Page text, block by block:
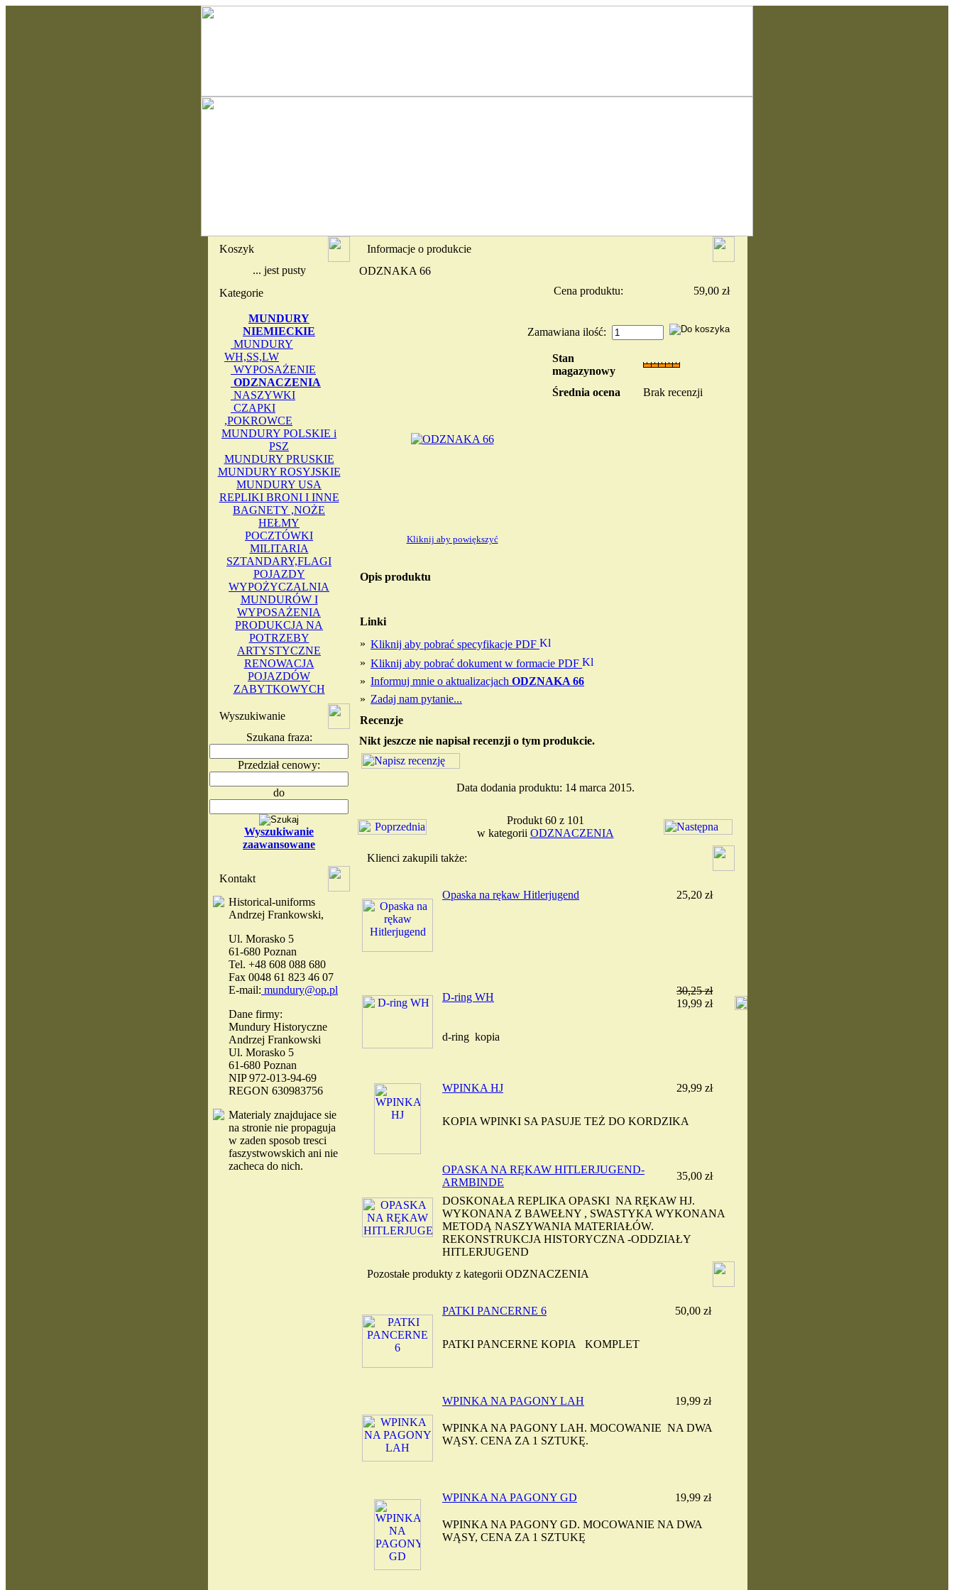
Koszyk
... jest pusty
Kategorie
MUNDURY
NIEMIECKIE
MUNDURY
WH,SS,LW
WYPOSAŻENIE
ODZNACZENIA
NASZYWKI
CZAPKI
,POKROWCE
MUNDURY POLSKIE i
PSZ
MUNDURY PRUSKIE
MUNDURY ROSYJSKIE
MUNDURY USA
REPLIKI BRONI I INNE
BAGNETY ,NOŻE
HEŁMY
POCZTÓWKI
MILITARIA
SZTANDARY,FLAGI
POJAZDY
WYPOŻYCZALNIA
MUNDURÓW I
WYPOSAŻENIA
PRODUKCJA NA
POTRZEBY
ARTYSTYCZNE
RENOWACJA
POJAZDÓW
ZABYTKOWYCH
Wyszukiwanie
Szukana fraza:
Przedział cenowy:
do
Wyszukiwanie
zaawansowane
Kontakt
Historical-uniforms
Andrzej Frankowski,
Ul. Morasko 5
61-680 Poznan
Tel. +48 608 088 680
Fax 0048 61 823 46 07
E-mail: mundury@op.pl
Dane firmy:
Mundury Historyczne
Andrzej Frankowski
Ul. Morasko 5
61-680 Poznan
NIP 972-013-94-69
REGON 630983756
Materialy znajdujace sie
na stronie nie propaguja
w zaden sposob tresci
faszystwowskich ani nie
zacheca do nich.
Informacje o produkcie
ODZNAKA 66
Cena produktu:
59,00 zł
Zamawiana ilość:
Kliknij aby powiększyć
Stan
magazynowy
Średnia ocena
Brak recenzji
Opis produktu
Linki
» Kliknij aby pobrać specyfikacje PDF
» Kliknij aby pobrać dokument w formacie PDF
» Informuj mnie o aktualizacjach ODZNAKA 66
» Zadaj nam pytanie...
Recenzje
Nikt jeszcze nie napisał recenzji o tym produkcie.
Data dodania produktu: 14 marca 2015.
Produkt 60 z 101
w kategorii ODZNACZENIA
Klienci zakupili także:
Opaska na rękaw Hitlerjugend 25,20 zł
D-ring WH
30,25 zł
19,99 zł
d-ring kopia
WPINKA HJ 29,99 zł
KOPIA WPINKI SA PASUJE TEŻ DO KORDZIKA
OPASKA NA RĘKAW HITLERJUGEND-
ARMBINDE
35,00 zł
DOSKONAŁA REPLIKA OPASKI NA RĘKAW HJ.
WYKONANA Z BAWEŁNY , SWASTYKA WYKONANA
METODĄ NASZYWANIA MATERIAŁÓW.
REKONSTRUKCJA HISTORYCZNA -ODDZIAŁY
HITLERJUGEND
Pozostałe produkty z kategorii ODZNACZENIA
PATKI PANCERNE 6 50,00 zł
PATKI PANCERNE KOPIA KOMPLET
WPINKA NA PAGONY LAH 19,99 zł
WPINKA NA PAGONY LAH. MOCOWANIE NA DWA
WĄSY. CENA ZA 1 SZTUKĘ.
WPINKA NA PAGONY GD 19,99 zł
WPINKA NA PAGONY GD. MOCOWANIE NA DWA
WĄSY, CENA ZA 1 SZTUKĘ